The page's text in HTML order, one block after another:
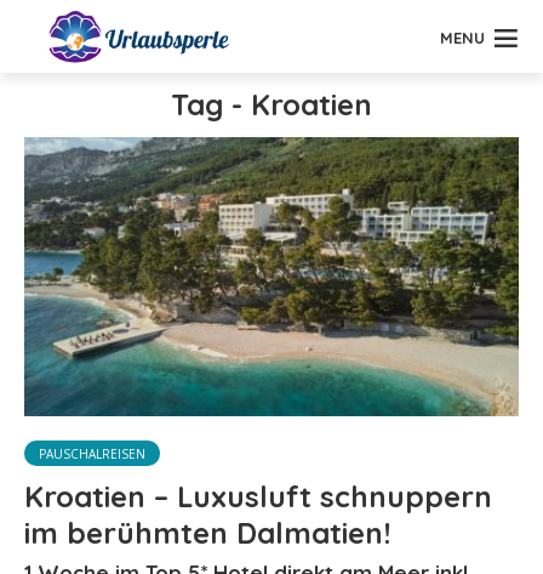
MENU
Tag - Kroatien
PAUSCHALREISEN
Kroatien – Luxusluft schnuppern
im berühmten Dalmatien!